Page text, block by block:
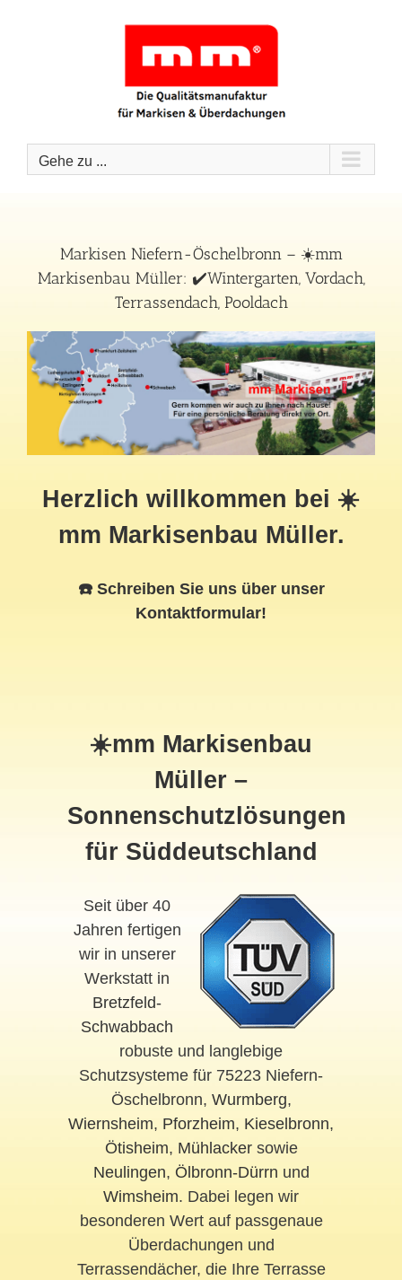
Gehe zu ...
Markisen Niefern-Öschelbronn – ☀️mm
Markisenbau Müller: ✔️Wintergarten, Vordach,
Terrassendach, Pooldach
Herzlich willkommen bei ☀️
mm Markisenbau Müller.
☎️ Schreiben Sie uns über unser
Kontaktformular!
☀️mm Markisenbau
Müller –
Sonnenschutzlösungen
für Süddeutschland
Seit über 40
Jahren fertigen
wir in unserer
Werkstatt in
Bretzfeld-
Schwabbach
robuste und langlebige
Schutzsysteme für 75223 Niefern-
Öschelbronn, Wurmberg,
Wiernsheim, Pforzheim, Kieselbronn,
Ötisheim, Mühlackersowie
Neulingen, Ölbronn-Dürrn und
Wimsheim. Dabei legen wir
besonderen Wert auf passgenaue
Überdachungen und
Terrassendächer, die Ihre Terrasse